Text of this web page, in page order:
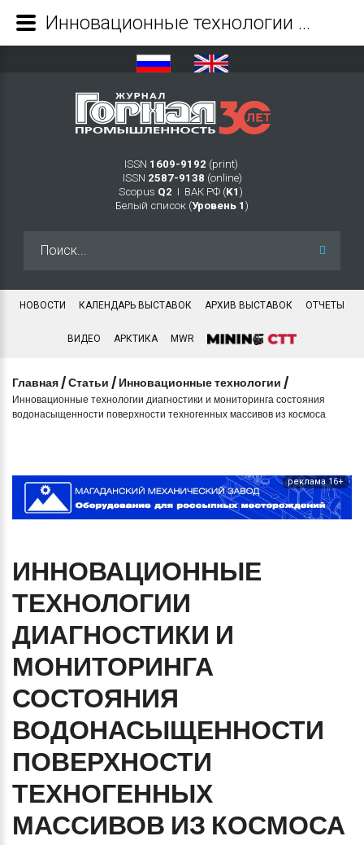
ISSN 1609-9192 (print)
ISSN 2587-9138 (online)
Scopus Q2 Ι ВАК РФ (K1 )
Белый список (Уровень 1 )
НОВОСТИ КАЛЕНДАРЬ ВЫСТАВОК АРХИВ ВЫСТАВОК ОТЧЕТЫ
ВИДЕО АРКТИКА MWR
Главная /Статьи / Инновационные технологии /
Инновационные технологии диагностики и мониторинга состояния
водонасыщенности поверхности техногенных массивов из космоса
реклама 16+
ИННОВАЦИОННЫЕ
ТЕХНОЛОГИИ
ДИАГНОСТИКИ И
МОНИТОРИНГА
СОСТОЯНИЯ
ВОДОНАСЫЩЕННОСТИ
ПОВЕРХНОСТИ
ТЕХНОГЕННЫХ
МАССИВОВ ИЗ КОСМОСА
Инновационные технологии диагностики и мониторинга состояния водонасыщенности поверхности техногенных массивов из космоса - Журнал Горная промышленность